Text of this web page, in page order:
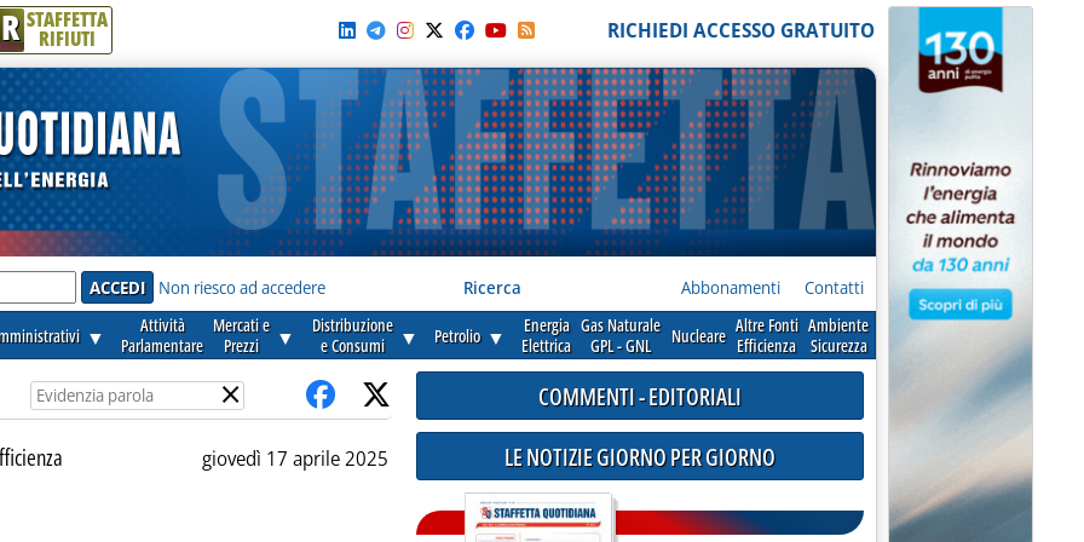
R STAFFETTA
RIFIUTI RICHIEDI ACCESSO GRATUITO
Non riesco ad accedere Ricerca Abbonamenti Contatti
▼
Attività
Parlamentare
Mercati e
Prezzi
▼
Distribuzione
e Consumi
▼ Petrolio ▼
Energia
Elettrica
Gas Naturale
GPL - GNL
Nucleare Altre Fonti
Efficienza
Ambiente
Sicurezza
×
giovedì 17 aprile 2025
COMMENTI - EDITORIALI
LE NOTIZIE GIORNO PER GIORNO